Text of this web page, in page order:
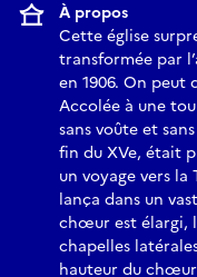
À propos
Cette église
transformée par
en 1906. On peut
Accolée à une
sans voûte et
fin du XVe, était
un voyage vers la
lança dans un
chœur est élargi,
chapelles
hauteur du